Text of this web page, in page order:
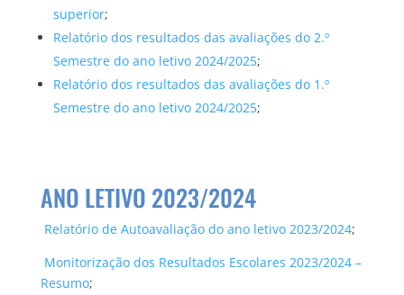
superior;
Relatório dos resultados das avaliações do 2.º
Semestre do ano letivo 2024/2025;
Relatório dos resultados das avaliações do 1.º
Semestre do ano letivo 2024/2025;
ANO LETIVO 2023/2024
Relatório de Autoavaliação do ano letivo 2023/2024;
Monitorização dos Resultados Escolares 2023/2024 –
Resumo;